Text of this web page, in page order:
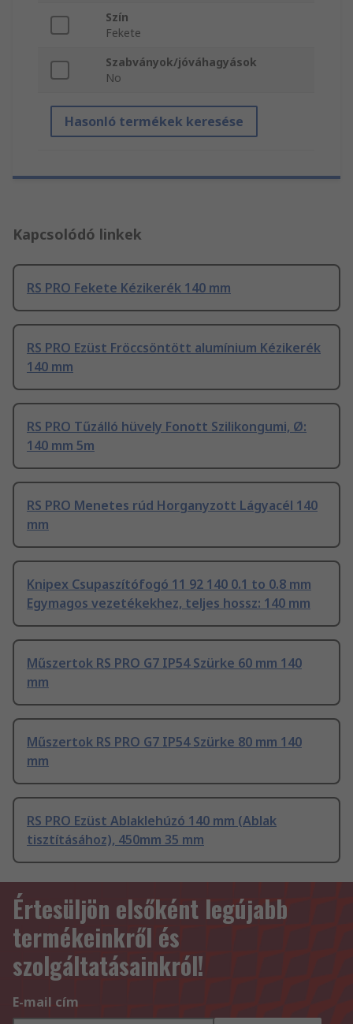
Szín
Fekete
Szabványok/jóváhagyások
No
Hasonló termékek keresése
Kapcsolódó linkek
RS PRO Fekete Kézikerék 140 mm
RS PRO Ezüst Fröccsöntött alumínium Kézikerék
140 mm
RS PRO Tűzálló hüvely Fonott Szilikongumi, Ø:
140 mm 5m
RS PRO Menetes rúd Horganyzott Lágyacél 140
mm
Knipex Csupaszítófogó 11 92 140 0.1 to 0.8 mm
Egymagos vezetékekhez, teljes hossz: 140 mm
Műszertok RS PRO G7 IP54 Szürke 60 mm 140
mm
Műszertok RS PRO G7 IP54 Szürke 80 mm 140
mm
RS PRO Ezüst Ablaklehúzó 140 mm (Ablak
tisztításához), 450mm 35 mm
Értesüljön elsőként legújabb
termékeinkről és
szolgáltatásainkról!
E-mail cím